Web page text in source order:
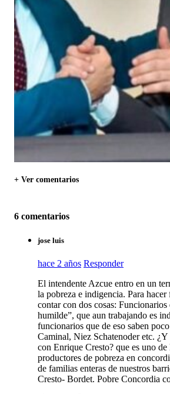
+ Ver comentarios
6 comentarios
jose luis
hace 2 años Responder
El intendente Azcue entro en un
la pobreza e indigencia. Para hacer
contar con dos cosas:
humilde”, que aun trabajando es
funcionarios que de eso saben
Caminal, Niez Schatenoder etc.
con Enrique Cresto? que es uno de
productores de pobreza en
de familias enteras de nuestros
Cresto- Bordet. Pobre Concordia